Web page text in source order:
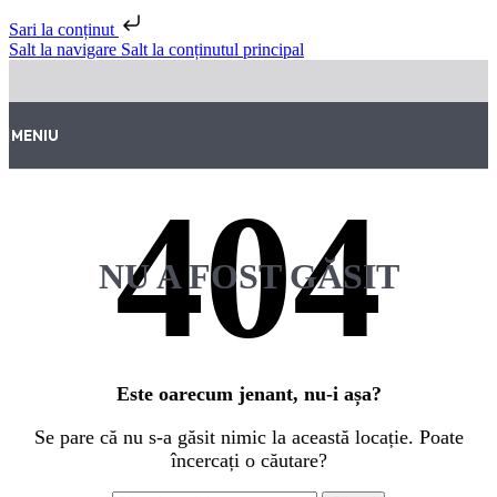
Sari la conținut
Salt la navigare Salt la conținutul principal
MENIU
NU A FOST GĂSIT
Este oarecum jenant, nu-i așa?
Se pare că nu s-a găsit nimic la această locație. Poate
încercați o căutare?